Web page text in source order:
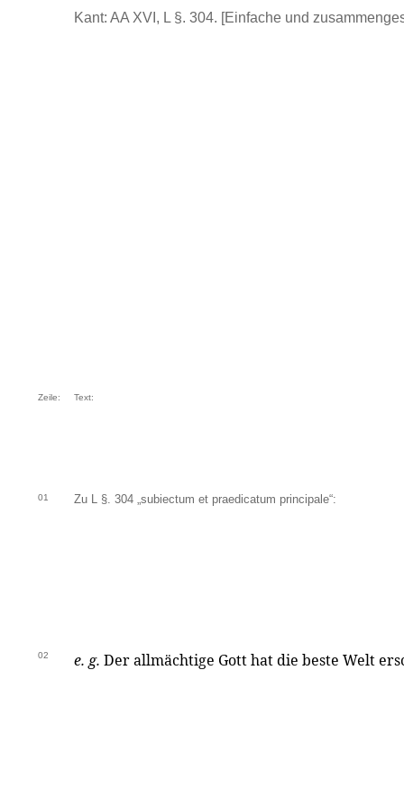
Kant: AA XVI, L §. 304. [Einfache und
Zeile: Text:
01 Zu L §. 304 „subiectum et praedicatum principale“:
02 e. g. Der allmächtige Gott hat die beste Welt